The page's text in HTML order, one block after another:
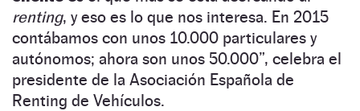
renting, y eso es lo que nos interesa. En 2015
contábamos con unos 10.000 particulares y
autónomos; ahora son unos 50.000”, celebra el
presidente de la Asociación Española de
Renting de Vehículos.